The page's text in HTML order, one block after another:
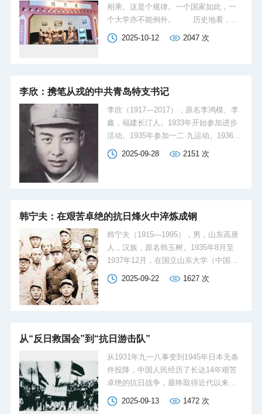
行辨诬，尽最大可能揭示事件真相。但
囿于体例或篇幅，有些史事的考订情况
未能记入。譬如，“1929年6月3日，蔡元
培偕眷住在私立青岛大学（中国海洋大
相乘。这是个规律。一个国家如此，一
个大学亦不能例外。 历史地看，不
论势所必然，还是风云际会，中国海洋
大学与山东大学自1929年6月国立青岛大
文件予以确认。
2025-10-12 2047次
李欣：携笔从戎的中共青岛特支书记
李欣（1917—2017），原名李鸿模、李
鑫，福建长汀人。1933年开始参加进步
活动。1935年参加一二·九运动。1936年
3月加入中国共产主义青年团，同年8月
至1937年9月，就读于国立山东大学（中
要组织者和领导人。1937年9月转为中国
记。此后历任游击队政治指导员、干
事、团政委、师政治部主任、师政委等
职。先后参加连云港、武汉、三下江
（松花江）南、四平、辽沈、平津、广
2025-09-28 2151次
韩宁夫：在艰苦卓绝的抗日烽火中淬炼成钢
韩宁夫（1915—1995），男，山东高唐
人，汉族，原名韩玉树。1935年8月至
1937年12月，在国立山东大学（中国海
洋大学前身）工学院土木工程系就读。
1936年参加中华民族解放先锋队国立山
部长、鲁西三地委代理书记、鲁西区委
地委宣传部部长、冀南七地委组织部部
长和中共鲁西北地委宣传部部长、冀南
区一地委书记、冀南区委秘书长等职
务。新中国成立后，曾任湖北省人民政
2025-09-22 1627次
从“反日救国会”到“抗日游击队”
从1931年九一八事变到1945年日本无条
件投降，中国人民经历了长达14年艰苦
卓绝的抗日战争，最终取得近代以来反
抗外敌入侵的首次完全胜利，为世界反
法西斯战争胜利作出重大贡献。在中华
2025-09-13 1472次